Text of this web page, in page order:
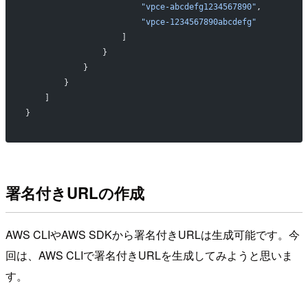
                        "vpce-abcdefg1234567890"
,
                        "vpce-1234567890abcdefg"
                }
            }
        }
}
署名付きURLの作成
AWS CLIやAWS SDKから署名付きURLは生成可能です。今
回は、AWS CLIで署名付きURLを生成してみようと思いま
す。